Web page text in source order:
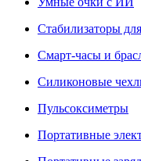
Стабилизаторы
Смарт-часы и
Силиконовые
Пульсоксиметры
Портативные